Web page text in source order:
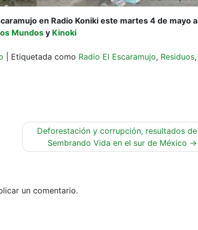
en Radio Koniki este martes 4 de mayo a
Mundosy Kinoki
Etiquetada como Radio El Escaramujo, Residuos,
Deforestación y corrupción, resultados de
Sembrando Vida en el sur de México
un comentario.